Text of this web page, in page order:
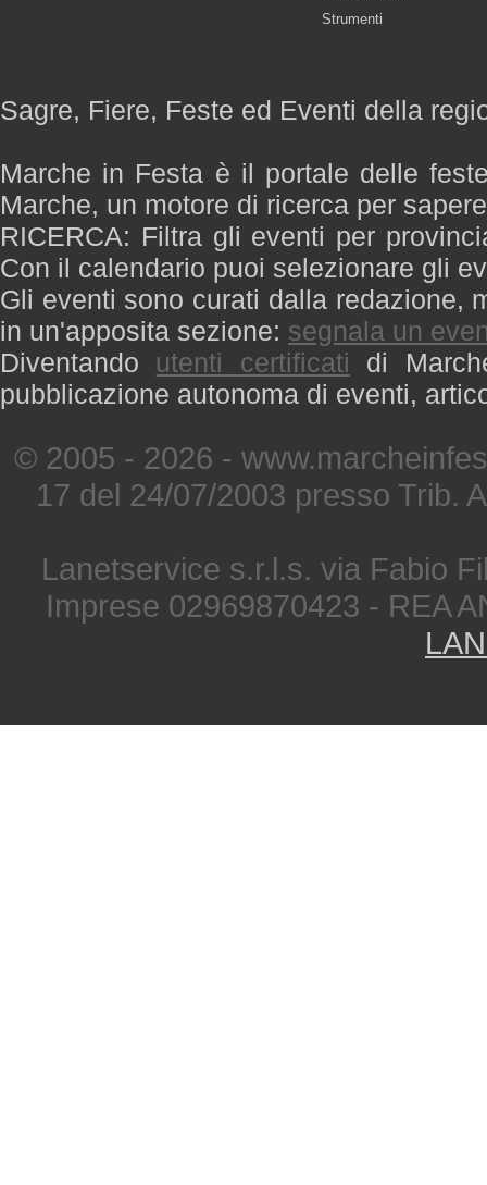
Strumenti
Sagre, Fiere, Feste ed Eventi della
Marche in Festa è il portale delle
Marche, un motore di ricerca per
RICERCA: Filtra gli eventi per
Con il calendario puoi selezionare gli
Gli eventi sono curati dalla redazione,
in un'apposita sezione: segnala un
Diventando utenti certificati di
pubblicazione autonoma di eventi,
© 2005 - 2026 -
17 del 24/07/2003 presso Trib.
Lanetservice s.r.l.s. via Fabio
Imprese 02969870423 - REA